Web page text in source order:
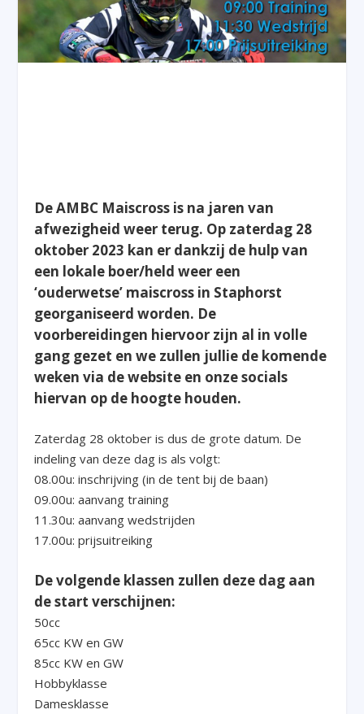
De AMBC Maiscross is na jaren van
afwezigheid weer terug. Op zaterdag 28
oktober 2023 kan er dankzij de hulp van
een lokale boer/held weer een
‘ouderwetse’ maiscross in Staphorst
georganiseerd worden. De
voorbereidingen hiervoor zijn al in volle
gang gezet en we zullen jullie de komende
weken via de website en onze socials
hiervan op de hoogte houden.
Zaterdag 28 oktober is dus de grote datum. De
indeling van deze dag is als volgt:
08.00u: inschrijving (in de tent bij de baan)
09.00u: aanvang training
11.30u: aanvang wedstrijden
17.00u: prijsuitreiking
De volgende klassen zullen deze dag aan
de start verschijnen:
50cc
65cc KW en GW
85cc KW en GW
Hobbyklasse
Damesklasse